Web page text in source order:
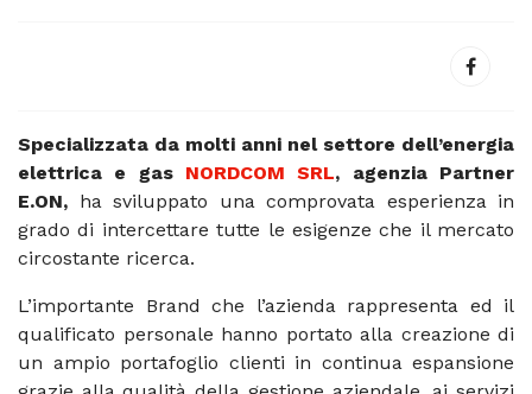
Specializzata da molti anni nel settore dell’energia
elettrica e gas NORDCOM SRL, agenzia Partner
E.ON, ha sviluppato una comprovata esperienza in
grado di intercettare tutte le esigenze che il mercato
circostante ricerca.
L’importante Brand che l’azienda rappresenta ed il
qualificato personale hanno portato alla creazione di
un ampio portafoglio clienti in continua espansione